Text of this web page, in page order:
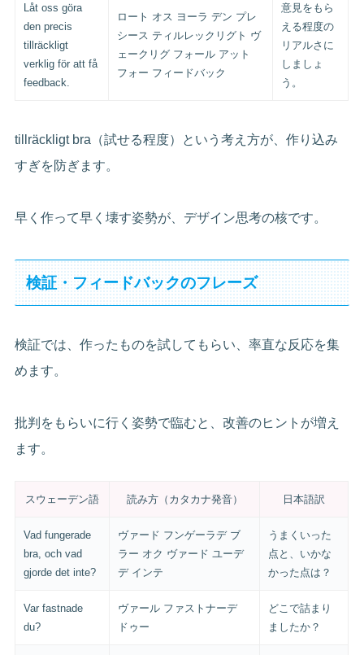
Låt oss göra
den precis
tillräckligt
verklig för att få
feedback.
ロート オス ヨーラ デン プレ
シース ティルレックリグト ヴ
ェークリグ フォール アット
フォー フィードバック
意見をもら
える程度の
リアルさに
しましょ
う。
tillräckligt bra（試せる程度）という考え方が、作り込み
すぎを防ぎます。
早く作って早く壊す姿勢が、デザイン思考の核です。
検証・フィードバックのフレーズ
検証では、作ったものを試してもらい、率直な反応を集
めます。
批判をもらいに行く姿勢で臨むと、改善のヒントが増え
ます。
スウェーデン語 読み方（カタカナ発音） 日本語訳
Vad fungerade
bra, och vad
gjorde det inte?
ヴァード フンゲーラデ ブ
ラー オク ヴァード ユーデ
デ インテ
うまくいった
点と、いかな
かった点は？
Var fastnade
du?
ヴァール ファストナーデ
ドゥー
どこで詰まり
ましたか？